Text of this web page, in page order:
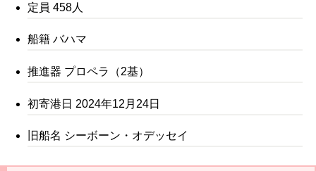
定員 458人
船籍 バハマ
推進器 プロペラ（2基）
初寄港日 2024年12月24日
旧船名 シーボーン・オデッセイ